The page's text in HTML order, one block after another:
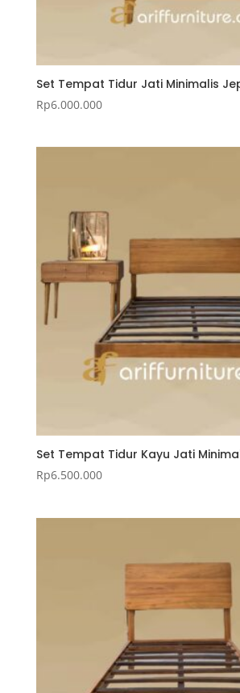
Set Tempat Tidur Jati Minimalis
Rp6.000.000
Set Tempat Tidur Kayu Jati
Rp6.500.000